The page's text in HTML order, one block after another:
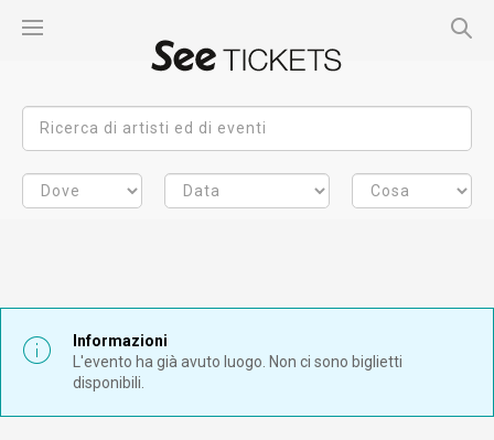
Informazioni
L'evento ha già avuto luogo. Non ci sono biglietti
disponibili.